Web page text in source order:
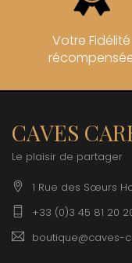
Votre Fidélité
CAVES
Le plaisir de partager
1 Rue des Sœurs
+33 (0)3 45 81 20
boutique@caves-